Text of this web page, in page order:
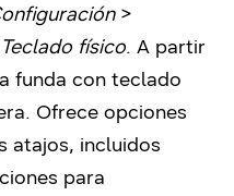
>
Teclado físico. A partir
funda con teclado
Ofrece opciones
atajos, incluidos
para